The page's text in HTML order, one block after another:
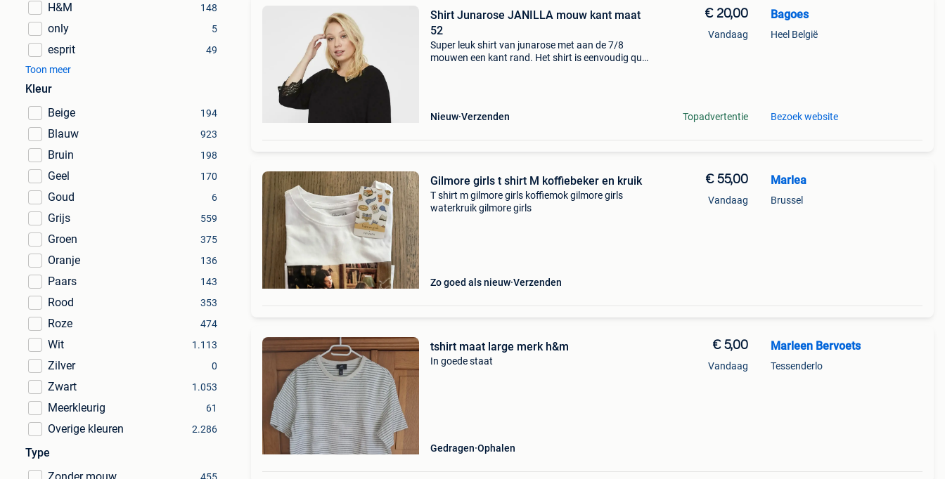
H&M 148
only 5
esprit
49
Toon meer
Kleur
Beige
194
Blauw 923
Bruin 198
Geel 170
Goud 6
Grijs 559
Groen 375
Oranje 136
Paars 143
Rood 353
Roze 474
Wit 1.113
Zilver 0
Zwart 1.053
Meerkleurig 61
Overige kleuren 2.286
Type
Shirt Junarose JANILLA mouw kant maat
52
Super leuk shirt van junarose met aan de 7/8
mouwen een kant rand. Het shirt is eenvoudig qua
Nieuw Verzenden
€ 20,00
Vandaag
Topadvertentie
Bagoes
Heel België
Bezoek website
Gilmore girls t shirt M koffiebeker en kruik
T shirt m gilmore girls koffiemok gilmore girls
waterkruik gilmore girls
Zo goed als nieuw Verzenden
€ 55,00
Vandaag
Marlea
Brussel
tshirt maat large merk h&m
In goede staat
Gedragen Ophalen
€ 5,00
Vandaag
Marleen Bervoets
Tessenderlo